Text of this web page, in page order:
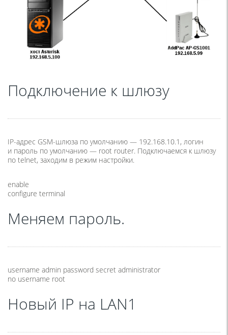
Подключение к шлюзу
IP-адрес GSM-шлюза по умолчанию — 192.168.10.1, логин
и пароль по умолчанию — root router. Подключаемся к шлюзу
по telnet, заходим в режим настройки.
enable
configure terminal
Меняем пароль.
username admin password secret administrator
no username root
Новый IP на LAN1